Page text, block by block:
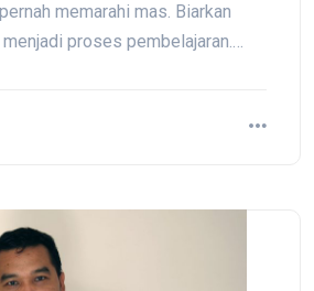
memarahi mas. Biarkan
proses pembelajaran.…